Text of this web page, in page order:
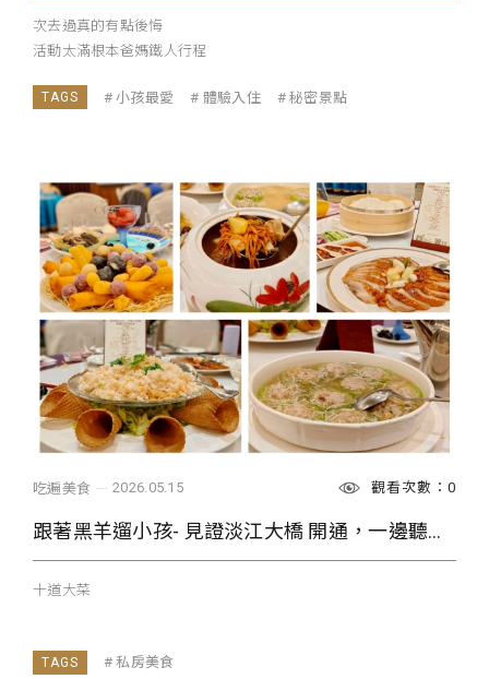
次去過真的有點後悔
活動太滿根本爸媽鐵人行程
小孩最愛
體驗入住 秘密景點
吃遍美食 2026.05.15 觀看次數：0
跟著黑羊遛小孩- 見證淡江大橋 開通，一邊聽歷史故事、一邊品嘗滬尾宴2.0版
十道大菜
私房美食